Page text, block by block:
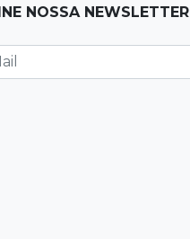
Belmiro
NOSSA NEWSLETTER